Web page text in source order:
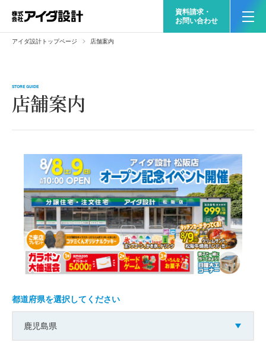
資料請求・
お問い合わせ
アイダ設計トップページ 店舗案内
店舗案内
STORE GUIDE
都道府県を選択してください
鹿児島県